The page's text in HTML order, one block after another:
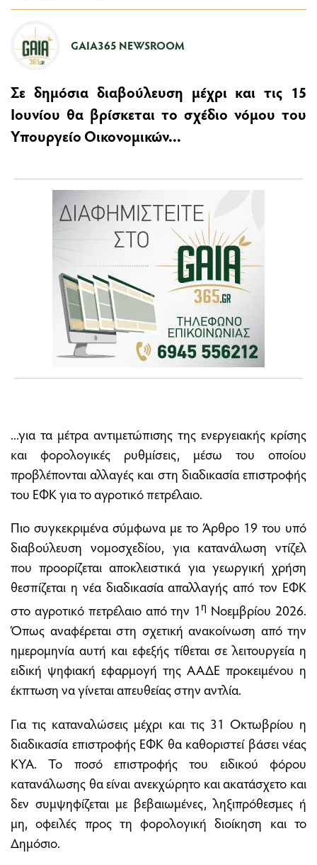
GAIA365 NEWSROOM
Σε δημόσια διαβούλευση μέχρι και τις 15
Ιουνίου θα βρίσκεται το σχέδιο νόμου του
Υπουργείο Οικονομικών...
...για τα μέτρα αντιμετώπισης της ενεργειακής κρίσης
και φορολογικές ρυθμίσεις, μέσω του οποίου
προβλέπονται αλλαγές και στη διαδικασία επιστροφής
του ΕΦΚ για το αγροτικό πετρέλαιο.
Πιο συγκεκριμένα σύμφωνα με το Άρθρο 19 του υπό
διαβούλευση νομοσχεδίου, για κατανάλωση ντίζελ
που προορίζεται αποκλειστικά για γεωργική χρήση
θεσπίζεται η νέα διαδικασία απαλλαγής από τον ΕΦΚ
στο αγροτικό πετρέλαιο από την 1η Νοεμβρίου 2026.
Όπως αναφέρεται στη σχετική ανακοίνωση από την
ημερομηνία αυτή και εφεξής τίθεται σε λειτουργεία η
ειδική ψηφιακή εφαρμογή της ΑΑΔΕ προκειμένου η
έκπτωση να γίνεται απευθείας στην αντλία.
Για τις καταναλώσεις μέχρι και τις 31 Οκτωβρίου η
διαδικασία επιστροφής ΕΦΚ θα καθοριστεί βάσει νέας
ΚΥΑ. Το ποσό επιστροφής του ειδικού φόρου
κατανάλωσης θα είναι ανεκχώρητο και ακατάσχετο και
δεν συμψηφίζεται με βεβαιωμένες, ληξιπρόθεσμες ή
μη, οφειλές προς τη φορολογική διοίκηση και το
Δημόσιο.